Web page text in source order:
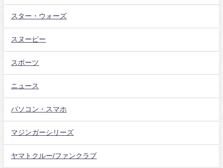
スター・ウォーズ
スヌーピー
スポーツ
ニュース
パソコン・スマホ
マジンガーシリーズ
ヤマトクルー/ファンクラブ